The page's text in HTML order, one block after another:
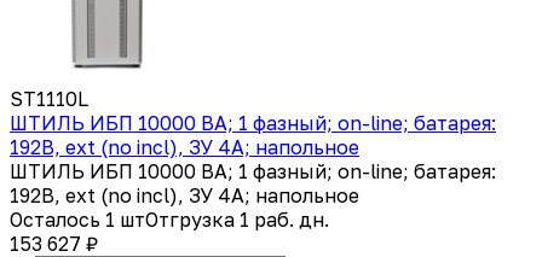
ST1110L
ШТИЛЬ ИБП 10000 ВА; 1 фазный; on-line; батарея:
192В, ext (no incl), ЗУ 4А; напольное
ШТИЛЬ ИБП 10000 ВА; 1 фазный; on-line; батарея:
192В, ext (no incl), ЗУ 4А; напольное
Осталось 1 штОтгрузка 1 раб. дн.
153 627 ₽